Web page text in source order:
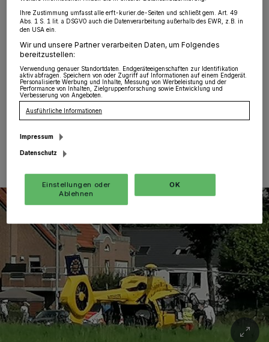
Hochneukirch·Am Sonntag kam es in Jüchen zu
einem folgenschweren Verkehrsunfall in einer
abgelegenen Garagenhofzufahrt. Bei den Dreharbeiten
einer ortsansässigen Firma zu einem gestellten
Verkehrsunfall mit Wild verlor der 45-jährige
professionelle Stuntfahrer die Kontrolle über seinen
Pkw.
13.09.2021 , 12:25 Uhr
Ihre Zustimmung umfasst alle erft-kurier.de-Seiten und schließt gem. Art. 49
Abs. 1 S. 1 lit. a DSGVO auch die Datenverarbeitung außerhalb des EWR, z.B. in
den USA ein.
Wir und unsere Partner verarbeiten Daten, um Folgendes
bereitzustellen:
Verwendung genauer Standortdaten. Endgeräteeigenschaften zur Identifikation
aktiv abfragen. Speichern von oder Zugriff auf Informationen auf einem Endgerät.
Personalisierte Werbung und Inhalte, Messung von Werbeleistung und der
Performance von Inhalten, Zielgruppenforschung sowie Entwicklung und
Verbesserung von Angeboten.
Ausführliche Informationen
Impressum
Datenschutz
Einstellungen oder
Ablehnen
OK